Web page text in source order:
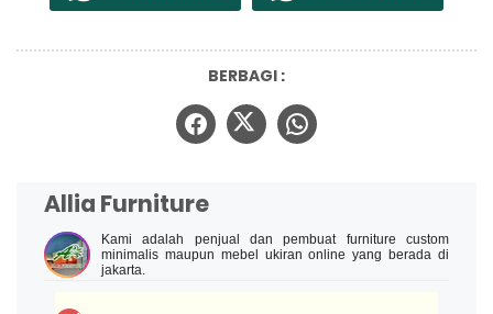
BERBAGI :
Allia Furniture
Kami adalah penjual dan pembuat furniture custom
minimalis maupun mebel ukiran online yang berada di
jakarta.